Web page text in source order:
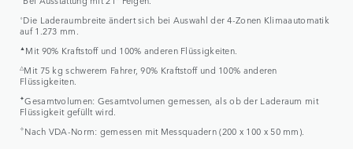
⬨Die Laderaumbreite ändert sich bei Auswahl der 4-Zonen Klimaautomatik
auf 1.273 mm.
▲ Mit 90% Kraftstoff und 100% anderen Flüssigkeiten.
△Mit 75 kg schwerem Fahrer, 90% Kraftstoff und 100% anderen
Flüssigkeiten.
✦Gesamtvolumen: Gesamtvolumen gemessen, als ob der Laderaum mit
Flüssigkeit gefüllt wird.
✧ Nach VDA-Norm: gemessen mit Messquadern (200 x 100 x 50 mm).